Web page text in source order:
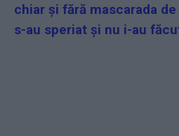
chiar și fără mascarada
s-au speriat și nu i-au